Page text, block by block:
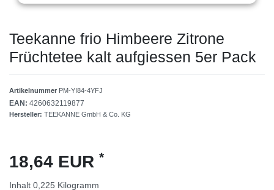
Teekanne frio Himbeere Zitrone
Früchtetee kalt aufgiessen 5er Pack
Artikelnummer PM-YI84-4YFJ
EAN: 4260632119877
Hersteller: TEEKANNE GmbH & Co. KG
18,64 EUR *
Inhalt 0,225 Kilogramm